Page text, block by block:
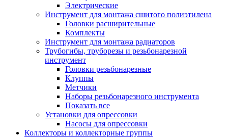
Электрические
Инструмент для монтажа сшитого полиэтилена
Головки расширительные
Комплекты
Инструмент для монтажа радиаторов
Трубогибы, труборезы и резьбонарезной
инструмент
Головки резьбонарезные
Клуппы
Метчики
Наборы резьбонарезного инструмента
Показать все
Установки для опрессовки
Насосы для опрессовки
Коллекторы и коллекторные группы